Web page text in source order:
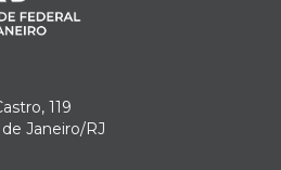
119
Janeiro/RJ